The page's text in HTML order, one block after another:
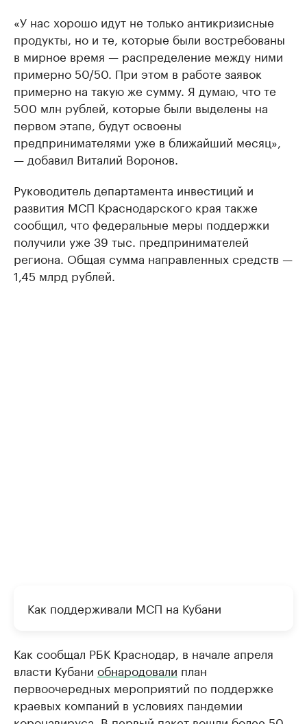
«У нас хорошо идут не только антикризисные
продукты, но и те, которые были востребованы
в мирное время — распределение между ними
примерно 50/50. При этом в работе заявок
примерно на такую же сумму. Я думаю, что те
500 млн рублей, которые были выделены на
первом этапе, будут освоены
предпринимателями уже в ближайший месяц»,
— добавил Виталий Воронов.
Руководитель департамента инвестиций и
развития МСП Краснодарского края также
сообщил, что федеральные меры поддержки
получили уже 39 тыс. предпринимателей
региона. Общая сумма направленных средств —
1,45 млрд рублей.
Как поддерживали МСП на Кубани
Как сообщал РБК Краснодар, в начале апреля
власти Кубани обнародовали план
первоочередных мероприятий по поддержке
краевых компаний в условиях пандемии